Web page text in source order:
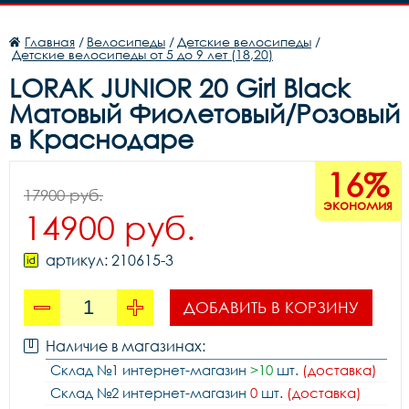
Главная / Велосипеды / Детские велосипеды /
Детские велосипеды от 5 до 9 лет (18,20)
LORAK JUNIOR 20 Girl Black
Матовый Фиолетовый/Розовый
в Краснодаре
16%
экономия
17900 руб.
14900 руб.
артикул: 210615-3
ДОБАВИТЬ В КОРЗИНУ
Наличие в магазинах:
Склад №1 интернет-магазин >10 шт. (доставка)
Склад №2 интернет-магазин 0 шт. (доставка)